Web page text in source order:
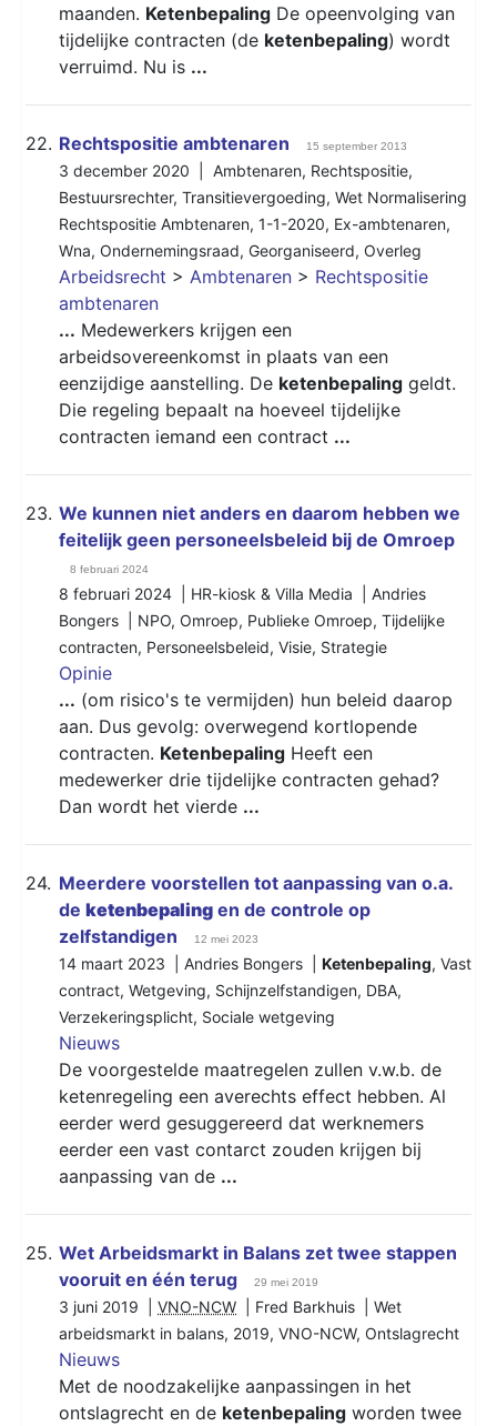
maanden. Ketenbepaling De opeenvolging van
tijdelijke contracten (de ketenbepaling) wordt
verruimd. Nu is ...
22. Rechtspositie ambtenaren 15 september 2013
3 december 2020 | Ambtenaren, Rechtspositie,
Bestuursrechter, Transitievergoeding, Wet Normalisering
Rechtspositie Ambtenaren, 1-1-2020, Ex-ambtenaren,
Wna, Ondernemingsraad, Georganiseerd, Overleg
Arbeidsrecht > Ambtenaren > Rechtspositie
ambtenaren
... Medewerkers krijgen een
arbeidsovereenkomst in plaats van een
eenzijdige aanstelling. De ketenbepaling geldt.
Die regeling bepaalt na hoeveel tijdelijke
contracten iemand een contract ...
23. We kunnen niet anders en daarom hebben we
feitelijk geen personeelsbeleid bij de Omroep
8 februari 2024
8 februari 2024 | HR-kiosk & Villa Media | Andries
Bongers | NPO, Omroep, Publieke Omroep, Tijdelijke
contracten, Personeelsbeleid, Visie, Strategie
Opinie
... (om risico's te vermijden) hun beleid daarop
aan. Dus gevolg: overwegend kortlopende
contracten. Ketenbepaling Heeft een
medewerker drie tijdelijke contracten gehad?
Dan wordt het vierde ...
24. Meerdere voorstellen tot aanpassing van o.a.
de ketenbepaling en de controle op
zelfstandigen
12 mei 2023
14 maart 2023 | Andries Bongers | Ketenbepaling, Vast
contract, Wetgeving, Schijnzelfstandigen, DBA,
Verzekeringsplicht, Sociale wetgeving
Nieuws
De voorgestelde maatregelen zullen v.w.b. de
ketenregeling een averechts effect hebben. Al
eerder werd gesuggereerd dat werknemers
eerder een vast contarct zouden krijgen bij
aanpassing van de ...
25. Wet Arbeidsmarkt in Balans zet twee stappen
vooruit en één terug
29 mei 2019
3 juni 2019 | VNO-NCW | Fred Barkhuis | Wet
arbeidsmarkt in balans, 2019, VNO-NCW, Ontslagrecht
Nieuws
Met de noodzakelijke aanpassingen in het
ontslagrecht en de ketenbepaling worden twee